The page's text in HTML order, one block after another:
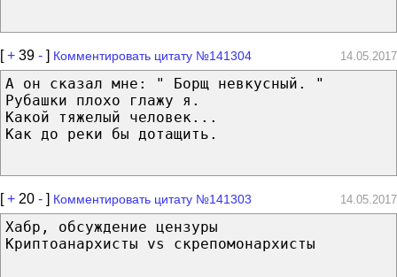
[+ 39 - ] Комментировать цитату №141304 14.05.2017
А он сказал мне: " Борщ невкусный. "
Рубашки плохо глажу я.
Какой тяжелый человек...
Как до реки бы дотащить.
[+ 20 - ] Комментировать цитату №141303 14.05.2017
Хабр, обсуждение цензуры
Криптоанархисты vs скрепомонархисты